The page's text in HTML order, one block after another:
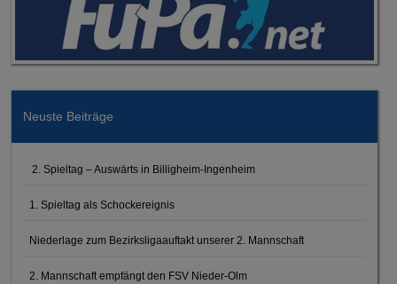
Neuste Beiträge
2. Spieltag – Auswärts in Billigheim-Ingenheim
1. Spieltag als Schockereignis
Niederlage zum Bezirksligaauftakt unserer 2. Mannschaft
2. Mannschaft empfängt den FSV Nieder-Olm